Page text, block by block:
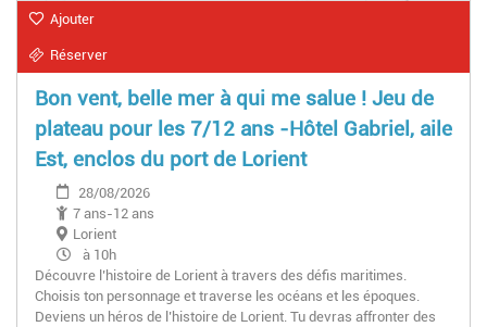
Ajouter
Réserver
Bon vent, belle mer à qui me salue ! Jeu de
plateau pour les 7/12 ans -Hôtel Gabriel, aile
Est, enclos du port de Lorient
28/08/2026
7 ans-12 ans
Lorient
à 10h
Découvre l’histoire de Lorient à travers des défis maritimes.
Choisis ton personnage et traverse les océans et les époques.
Deviens un héros de l’histoire de Lorient. Tu devras affronter des